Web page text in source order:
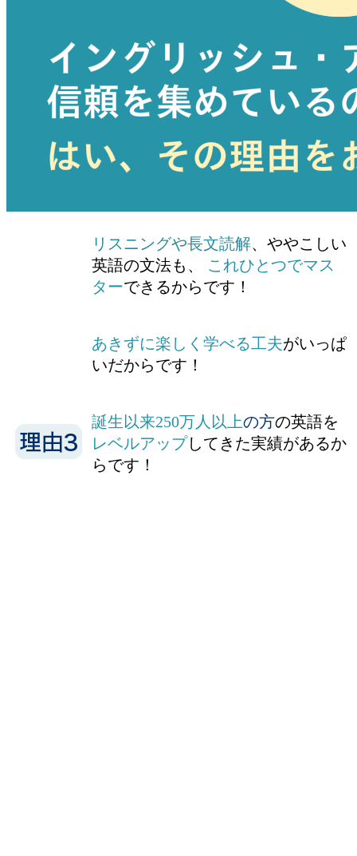
リスニングや長文読解、ややこしい
英語の文法も、 これひとつでマス
ターできるからです！
あきずに楽しく学べる工夫がいっぱ
いだからです！
誕生以来250万人以上の方の英語を
レベルアップしてきた実績があるか
らです！